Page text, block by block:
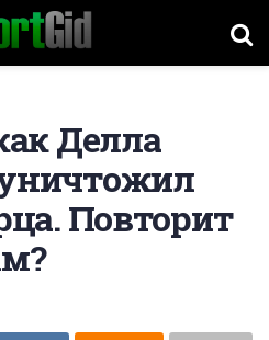
Делла
Повторит